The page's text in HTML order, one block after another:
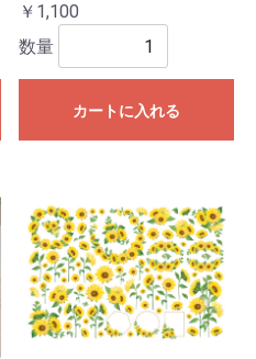
￥1,100
数量
カートに入れる